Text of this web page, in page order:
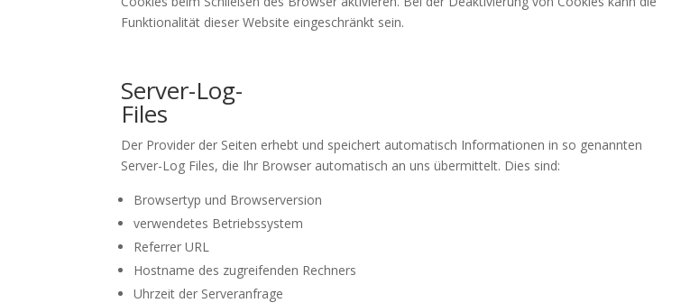
Funktionalität dieser Website eingeschränkt sein.
Server-Log-
Files
Der Provider der Seiten erhebt und speichert automatisch Informationen in so genannten
Server-Log Files, die Ihr Browser automatisch an uns übermittelt. Dies sind:
Browsertyp und Browserversion
verwendetes Betriebssystem
Referrer URL
Hostname des zugreifenden Rechners
Uhrzeit der Serveranfrage